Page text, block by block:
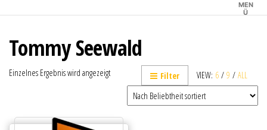
MEN
Ü
Tommy Seewald
VIEW: 6 / 9 / ALL
Filter
Einzelnes Ergebnis wird angezeigt